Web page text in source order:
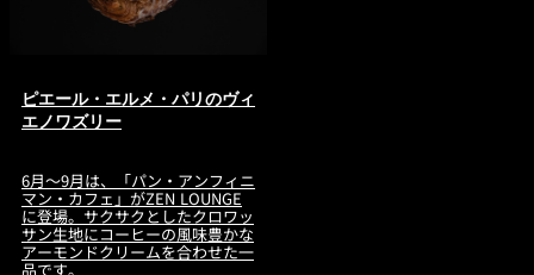
ピエール・エルメ・パリのヴィ
エノワズリー
6月～9月は、「パン・アンフィニ
マン・カフェ」がZEN LOUNGE
に登場。サクサクとしたクロワッ
サン生地にコーヒーの風味豊かな
アーモンドクリームを合わせた一
品です。